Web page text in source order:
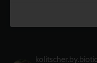
kolitscher.by.biotic